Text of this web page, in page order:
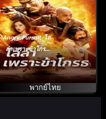
Angry Pursuit ไล่
ล่าเพราะข้าโกรธ
(2023)
พากย์ไทย